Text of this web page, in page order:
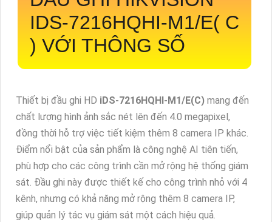
IDS-7216HQHI-M1/E( C
) VỚI THÔNG SỐ
Thiết bị đầu ghi HD iDS-7216HQHI-M1/E(C) mang đến
chất lượng hình ảnh sắc nét lên đến 4.0 megapixel,
đồng thời hỗ trợ việc tiết kiệm thêm 8 camera IP khác.
Điểm nổi bật của sản phẩm là công nghệ AI tiên tiến,
phù hợp cho các công trình cần mở rộng hệ thống giám
sát. Đầu ghi này được thiết kế cho công trình nhỏ với 4
kênh, nhưng có khả năng mở rộng thêm 8 camera IP,
giúp quản lý tác vụ giám sát một cách hiệu quả.